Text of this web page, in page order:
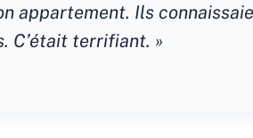
appartement. Ils
C’était terrifiant. »